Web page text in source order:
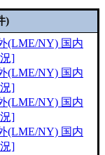
)
(LME/NY) 国内
]
(LME/NY) 国内
]
(LME/NY) 国内
]
(LME/NY) 国内
]